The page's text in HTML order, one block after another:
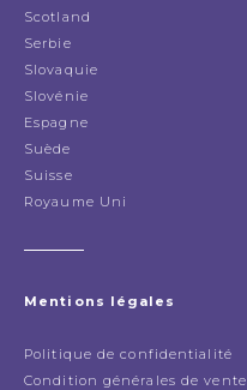
Scotland
Serbie
Slovaquie
Slovénie
Espagne
Suède
Suisse
Royaume Uni
Mentions légales
Politique de confidentialité
Condition générales de vente